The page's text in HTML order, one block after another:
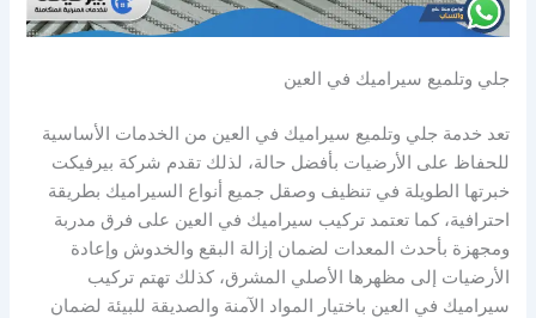
جلي وتلميع سيراميك في العين
تعد خدمة جلي وتلميع سيراميك في العين من الخدمات الأساسية
للحفاظ على الأرضيات بأفضل حالة، لذلك تقدم شركة بيرفيكت
خبرتها الطويلة في تنظيف وصقل جميع أنواع السيراميك بطريقة
احترافية، كما تعتمد تركيب سيراميك في العين على فرق مدربة
ومجهزة بأحدث المعدات لضمان إزالة البقع والخدوش وإعادة
الأرضيات إلى مظهرها الأصلي المشرق، كذلك تهتم تركيب
سيراميك في العين باختيار المواد الآمنة والصديقة للبيئة لضمان